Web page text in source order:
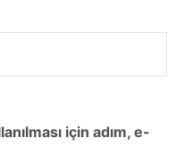
için adım, e-